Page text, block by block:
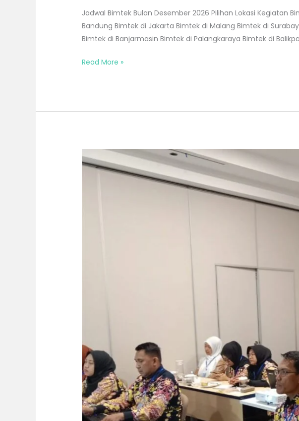
Jadwal Bimtek Bulan Desember 2026 Pilihan Lokasi Kegiatan
Bandung Bimtek di Jakarta Bimtek di Malang Bimtek di
Bimtek di Banjarmasin Bimtek di Palangkaraya Bimtek di
Read More »
Bimtek
Bulan